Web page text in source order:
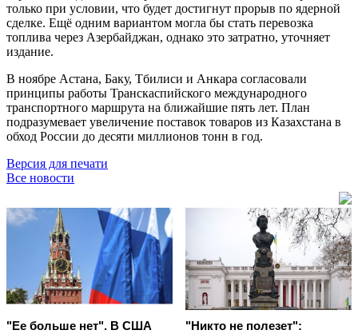
только при условии, что будет достигнут прорыв по ядерной
сделке. Ещё одним вариантом могла бы стать перевозка
топлива через Азербайджан, однако это затратно, уточняет
издание.
В ноябре Астана, Баку, Тбилиси и Анкара согласовали
принципы работы Транскаспийского международного
транспортного маршрута на ближайшие пять лет. План
подразумевает увеличение поставок товаров из Казахстана в
обход России до десяти миллионов тонн в год.
Версия для печати
Все новости
"Ее больше нет". В США
"Никто не полезет":